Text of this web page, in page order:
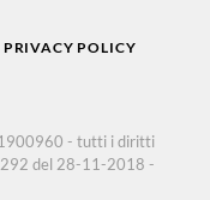
PRIVACY POLICY
- tutti i diritti
292 del 28-11-2018 -